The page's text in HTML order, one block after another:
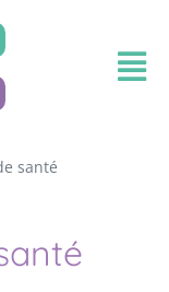
santé